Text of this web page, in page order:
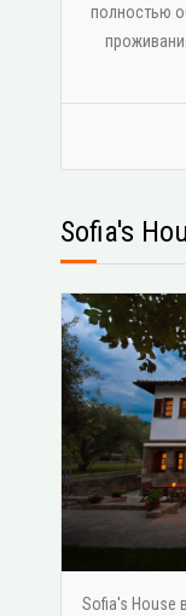
полностью
Sofia's
Sofia's House